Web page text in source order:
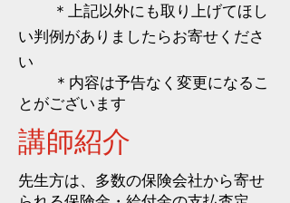
＊上記以外にも取り上げてほし
い判例がありましたらお寄せくださ
い
＊内容は予告なく変更になるこ
とがございます
講師紹介
​先生方は、多数の保険会社から寄せ